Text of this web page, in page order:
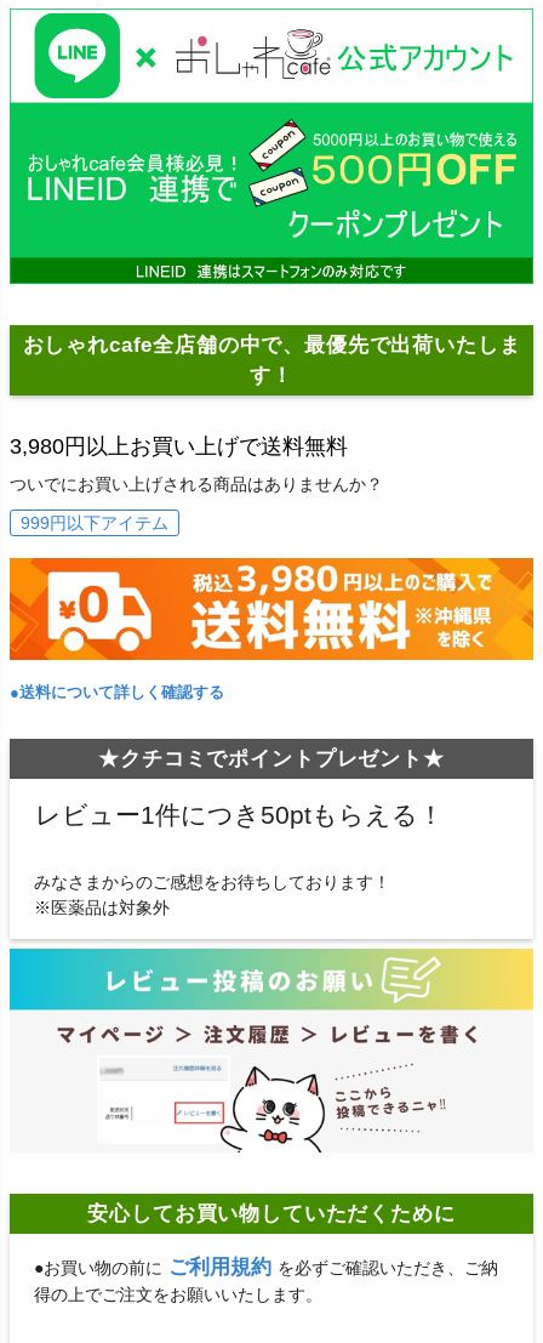
おしゃれcafe全店舗の中で、最優先で出荷いたしま
す！
3,980円以上お買い上げで送料無料
ついでにお買い上げされる商品はありませんか？
999円以下アイテム
●送料について詳しく確認する
★クチコミでポイントプレゼント★
レビュー1件につき50ptもらえる！
みなさまからのご感想をお待ちしております！
※医薬品は対象外
安心してお買い物していただくために
●お買い物の前に ご利用規約 を必ずご確認いただき、ご納
得の上でご注文をお願いいたします。